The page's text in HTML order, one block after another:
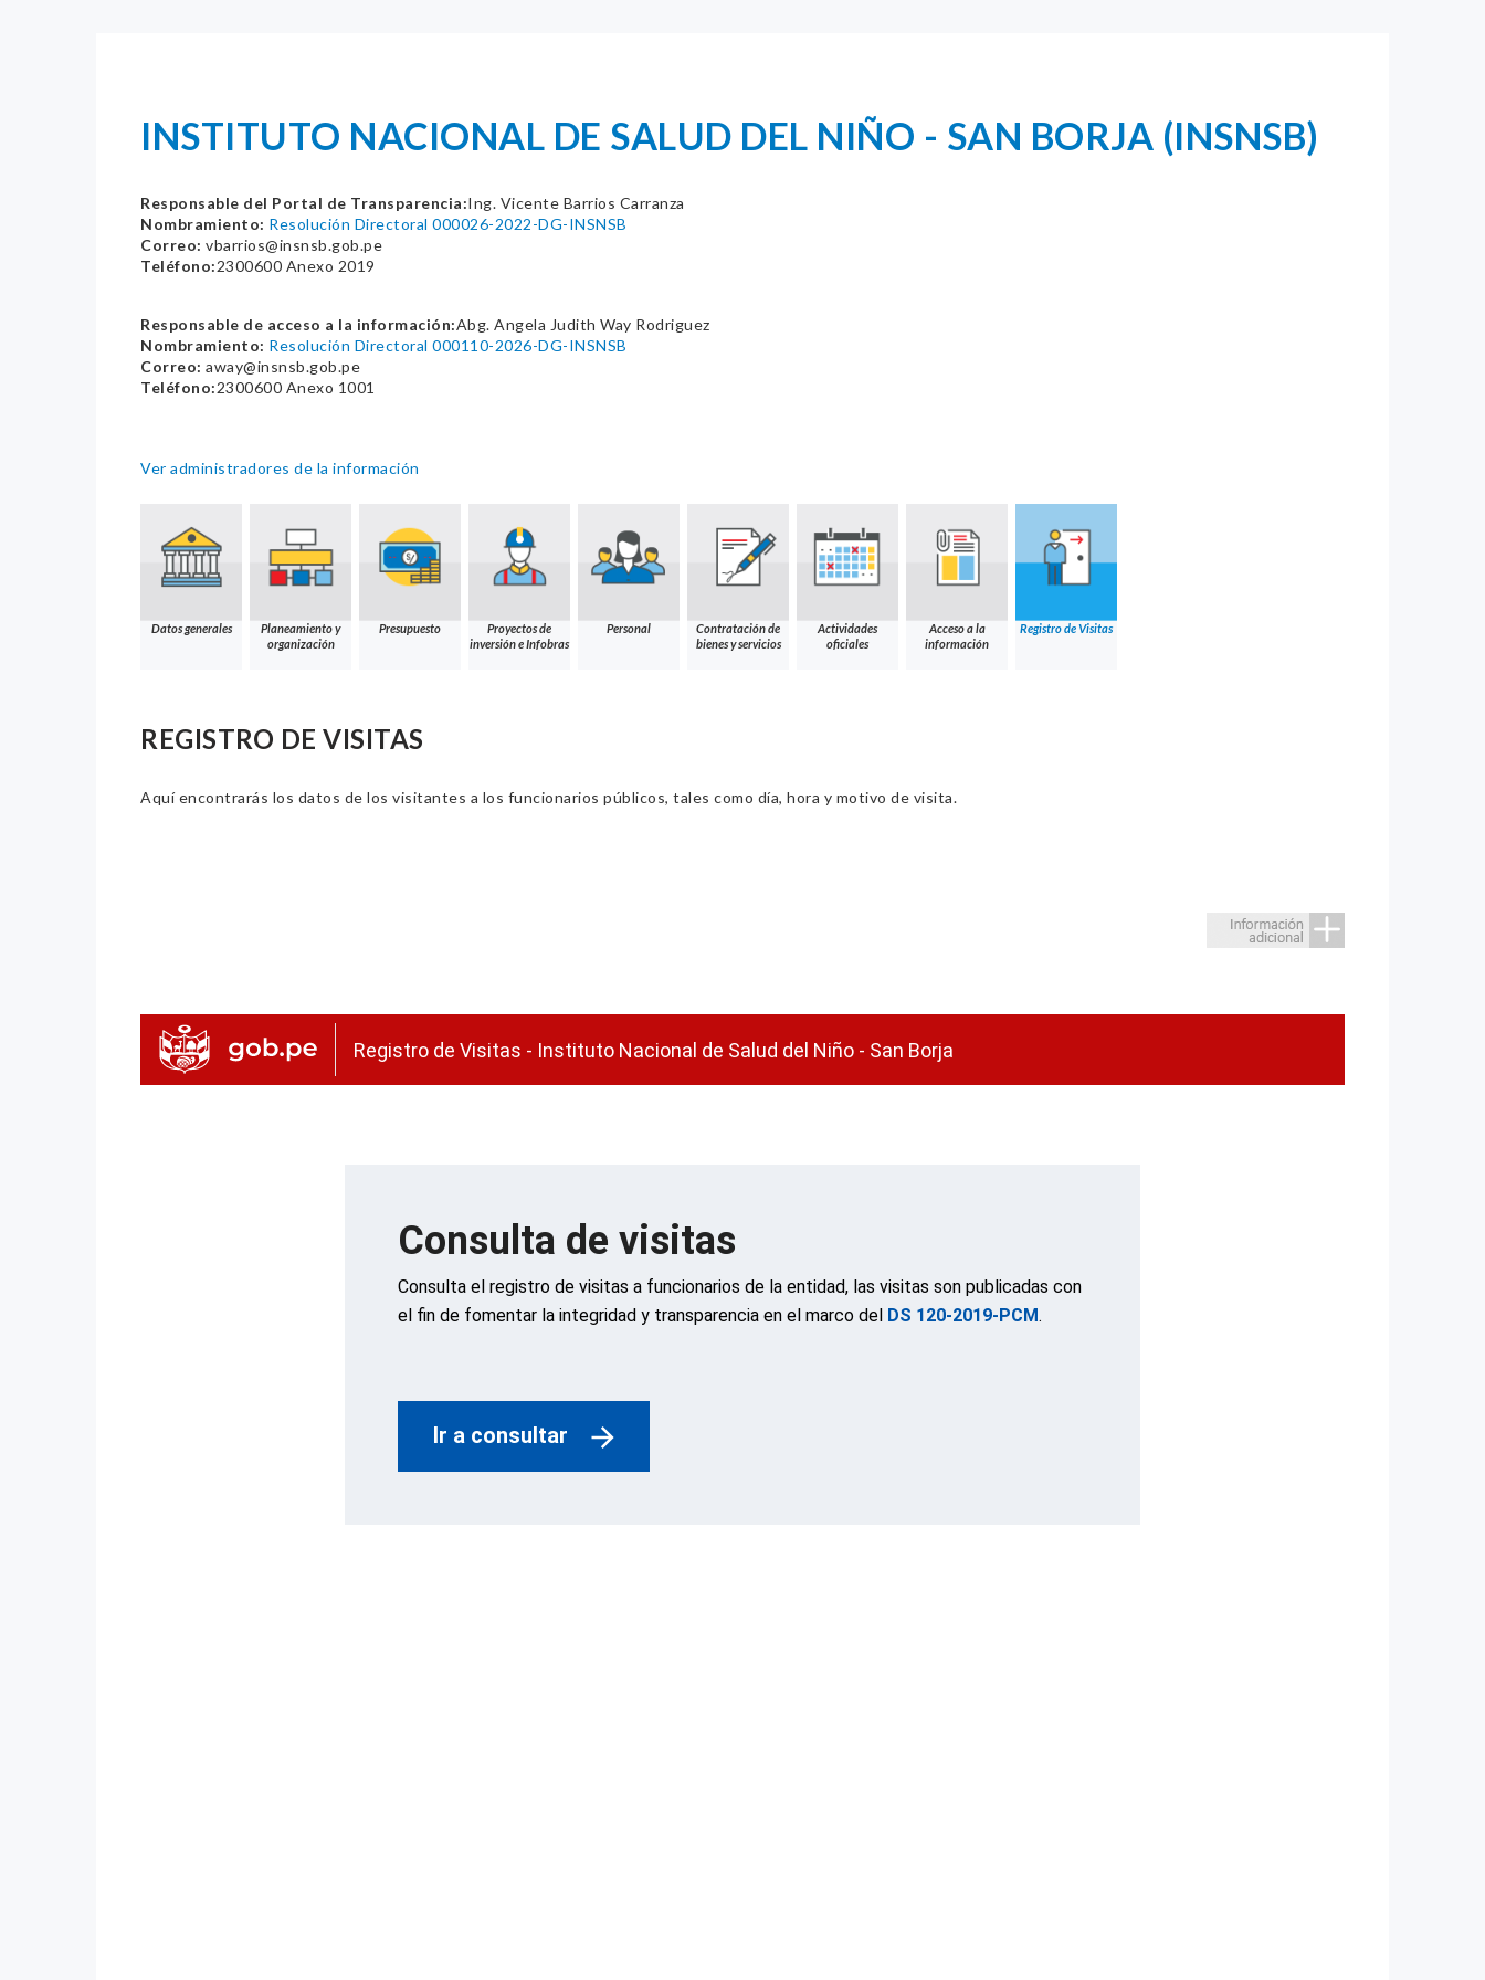
INSTITUTO NACIONAL DE SALUD DEL NIÑO - SAN BORJA (INSNSB)
Responsable del Portal de Transparencia:Ing. Vicente Barrios Carranza
Nombramiento: Resolución Directoral 000026-2022-DG-INSNSB
Correo: vbarrios@insnsb.gob.pe
Teléfono:2300600 Anexo 2019
Responsable de acceso a la información:Abg. Angela Judith Way Rodriguez
Nombramiento: Resolución Directoral 000110-2026-DG-INSNSB
Correo: away@insnsb.gob.pe
Teléfono:2300600 Anexo 1001
Ver administradores de la información
Datos generales
Planeamiento y
organización
Presupuesto
Proyectos de
inversión e Infobras
Personal
Contratación de
bienes y servicios
Actividades
oficiales
Acceso a la
información
Registro de Visitas
REGISTRO DE VISITAS
Aquí encontrarás los datos de los visitantes a los funcionarios públicos, tales como día, hora y motivo de visita.